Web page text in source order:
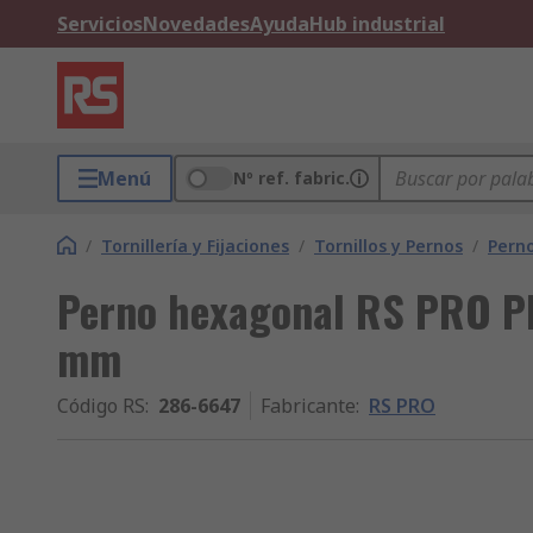
ServiciosNovedadesAyudaHub industrial
Menú Nº ref. fabric.
/ Tornillería y Fijaciones / Tornillos y Pernos /
Perno hexagonal RS PRO
mm
Código RS: 286-6647 Fabricante: RS PRO